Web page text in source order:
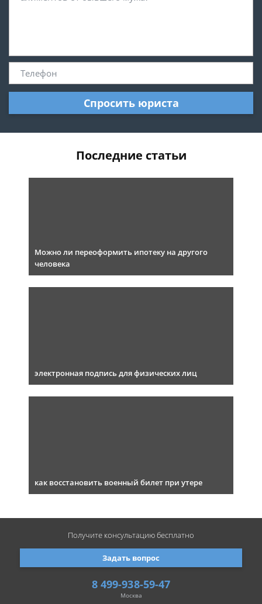
Спросить юриста
Последние статьи
Можно ли переоформить ипотеку на другого
человека
электронная подпись для физических лиц
как восстановить военный билет при утере
8 499-938-59-47
Москва
Задать вопрос
Получите консультациюбесплатно